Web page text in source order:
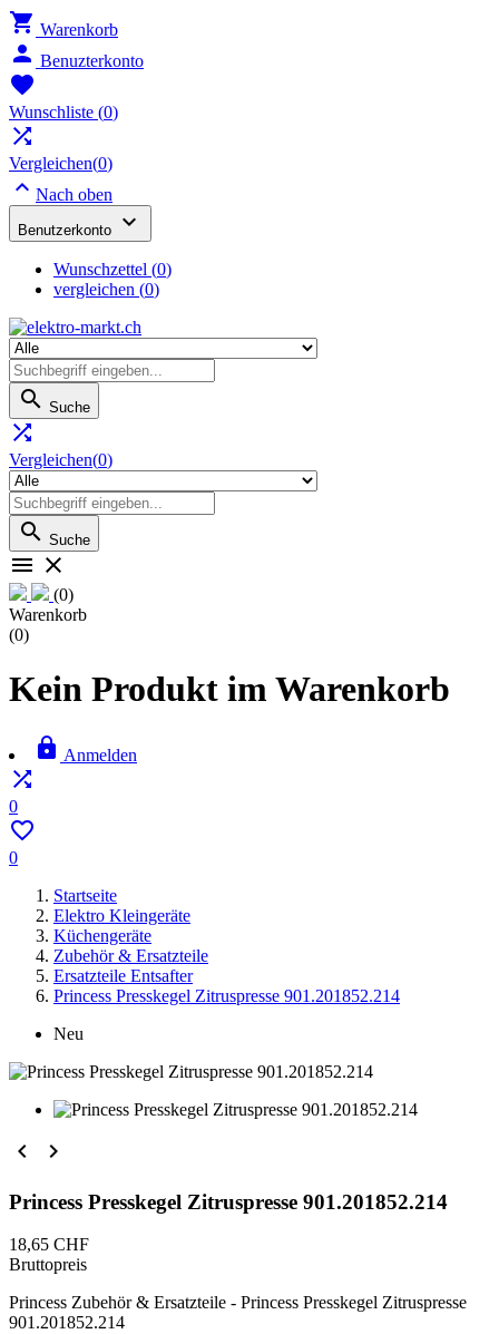
 Warenkorb
 Benuzterkonto

Wunschliste (0)

Vergleichen(0)
 Nach oben
Benutzerkonto 
Wunschzettel (0)
vergleichen (0)
 Suche

Vergleichen(0)
 Suche
 
(0)
Warenkorb
(0)
Kein Produkt im Warenkorb
 Anmelden

0

0
Startseite
Elektro Kleingeräte
Küchengeräte
Zubehör & Ersatzteile
Ersatzteile Entsafter
Princess Presskegel Zitruspresse 901.201852.214
Neu
 
Princess Presskegel Zitruspresse 901.201852.214
18,65 CHF
Bruttopreis
Princess Zubehör & Ersatzteile - Princess Presskegel Zitruspresse
901.201852.214